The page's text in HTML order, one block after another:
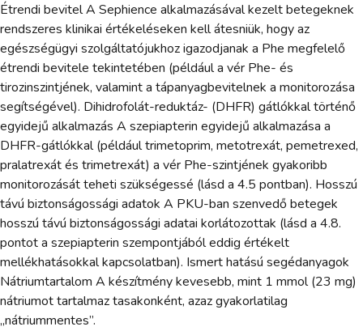
Étrendi bevitel A Sephience alkalmazásával kezelt betegeknek
rendszeres klinikai értékeléseken kell átesniük, hogy az
egészségügyi szolgáltatójukhoz igazodjanak a Phe megfelelő
étrendi bevitele tekintetében (például a vér Phe- és
tirozinszintjének, valamint a tápanyagbevitelnek a monitorozása
segítségével). Dihidrofolát-reduktáz- (DHFR) gátlókkal történő
egyidejű alkalmazás A szepiapterin egyidejű alkalmazása a
DHFR-gátlókkal (például trimetoprim, metotrexát, pemetrexed,
pralatrexát és trimetrexát) a vér Phe-szintjének gyakoribb
monitorozását teheti szükségessé (lásd a 4.5 pontban). Hosszú
távú biztonságossági adatok A PKU-ban szenvedő betegek
hosszú távú biztonságossági adatai korlátozottak (lásd a 4.8.
pontot a szepiapterin szempontjából eddig értékelt
mellékhatásokkal kapcsolatban). Ismert hatású segédanyagok
Nátriumtartalom A készítmény kevesebb, mint 1 mmol (23 mg)
nátriumot tartalmaz tasakonként, azaz gyakorlatilag
„nátriummentes”.